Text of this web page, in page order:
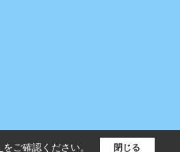
をご確認ください。 閉じる